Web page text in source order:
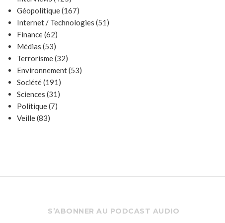
Géopolitique(167)
Internet / Technologies (51)
Finance(62)
Médias (53)
Terrorisme(32)
Environnement(53)
Société(191)
Sciences (31)
Politique(7)
Veille(83)
S’ABONNER AU PODCAST AUDIO